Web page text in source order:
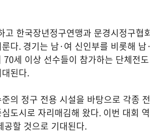
고 한국장년정구연맹과 문경시정구협
다. 경기는 남·여 신인부를 비롯해 남·
70세 이상 선수들이 참가하는 단체전
된다.
의 정구 전용 시설을 바탕으로 각종
도시로 자리매김해 왔다. 이번 대회
공할 것으로 기대된다.